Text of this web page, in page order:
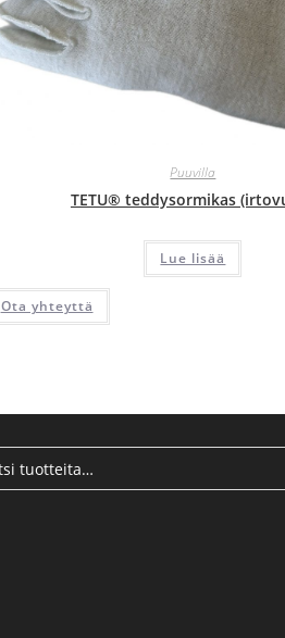
Puuvilla
TETU® teddysormikas
Lue lisää
Ota yhteyttä